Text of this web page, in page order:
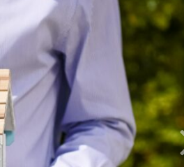
Baños
Rango de
Más